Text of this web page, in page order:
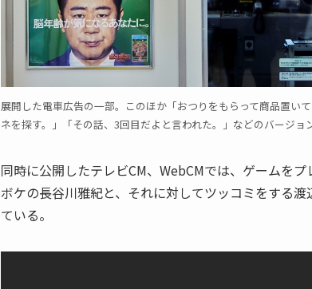
展開した電車広告の一部。このほか「おつりをもらって商品置い
ネを探す。」「その話、3回目だよと言われた。」などのバージョ
同時に公開したテレビCM、WebCMでは、ゲームを
ボケの長谷川雅紀と、それに対してツッコミをする
ている。